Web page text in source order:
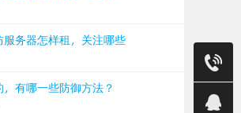
务器怎样租，关注哪些
有哪一些防御方法？
售前